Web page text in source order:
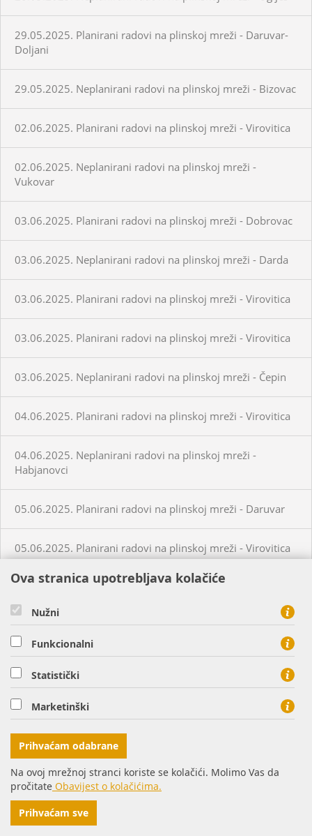
29.05.2025. Planirani radovi na plinskoj mreži - Daruvar-
Doljani
29.05.2025. Neplanirani radovi na plinskoj mreži - Bizovac
02.06.2025. Planirani radovi na plinskoj mreži - Virovitica
02.06.2025. Neplanirani radovi na plinskoj mreži -
Vukovar
03.06.2025. Planirani radovi na plinskoj mreži - Dobrovac
03.06.2025. Neplanirani radovi na plinskoj mreži - Darda
03.06.2025. Planirani radovi na plinskoj mreži - Virovitica
03.06.2025. Planirani radovi na plinskoj mreži - Virovitica
03.06.2025. Neplanirani radovi na plinskoj mreži - Čepin
04.06.2025. Planirani radovi na plinskoj mreži - Virovitica
04.06.2025. Neplanirani radovi na plinskoj mreži -
Habjanovci
05.06.2025. Planirani radovi na plinskoj mreži - Daruvar
05.06.2025. Planirani radovi na plinskoj mreži - Virovitica
05.06.2025. Planirani radovi na plinskoj mreži - Virovitica
05.06.2025. Planirani radovi na plinskoj mreži - Virovitica
05.06.2025. Neplanirani radovi na plinskoj mreži -
Virovitica
05.06.2025. Neplanirani radovi na plinskoj mreži -
Ordanja
06.06.2025. Planirani radovi na plinskoj mreži - Osijek
06.06.2025. Planirani radovi na plinskoj mreži - Virovitica
Ova stranica upotrebljava kolačiće
Nužni
Funkcionalni
Statistički
Marketinški
Prihvaćam odabrane
Na ovoj mrežnoj stranci koriste se kolačići. Molimo Vas da
pročitate Obavijest o kolačićima.
Prihvaćam sve